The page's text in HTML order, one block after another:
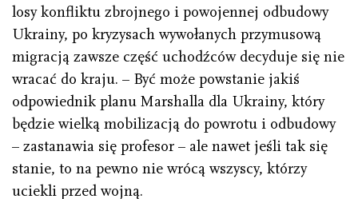
losy konfliktu zbrojnego i powojennej odbudowy
Ukrainy, po kryzysach wywołanych przymusową
migracją zawsze część uchodźców decyduje się nie
wracać do kraju. – Być może powstanie jakiś
odpowiednik planu Marshalla dla Ukrainy, który
będzie wielką mobilizacją do powrotu i odbudowy
– zastanawia się profesor – ale nawet jeśli tak się
stanie, to na pewno nie wrócą wszyscy, którzy
uciekli przed wojną.